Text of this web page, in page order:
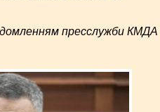
пресслужби КМДА